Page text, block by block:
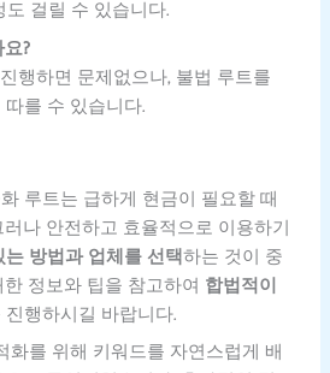
도 걸릴 수 있습니다.
?
행하면 문제없으나, 불법 루트를
따를 수 있습니다.
루트는 급하게 현금이 필요할 때
나 안전하고 효율적으로 이용하기
는 방법과 업체를 선택하는 것이 중
정보와 팁을 참고하여 합법적이
진행하시길 바랍니다.
화를 위해 키워드를 자연스럽게 배